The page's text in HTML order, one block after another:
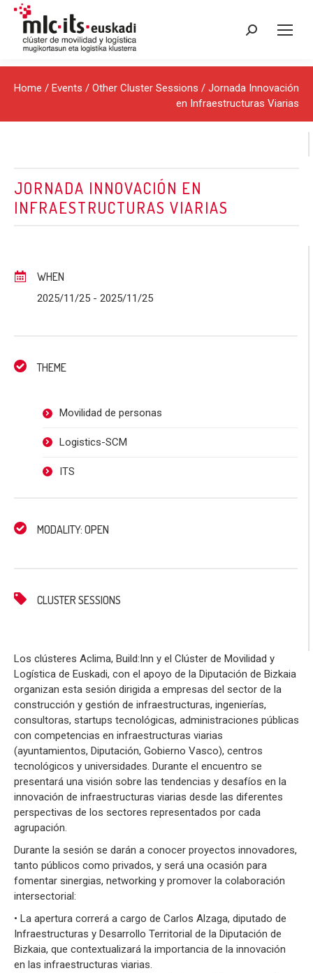
Search:
Home / Events / Other Cluster Sessions / Jornada Innovación
en Infraestructuras Viarias
JORNADA INNOVACIÓN EN
INFRAESTRUCTURAS VIARIAS
WHEN
2025/11/25 - 2025/11/25
THEME
Movilidad de personas
Logistics-SCM
ITS
MODALITY: OPEN
CLUSTER SESSIONS
Los clústeres Aclima, Build:Inn y el Clúster de Movilidad y
Logística de Euskadi, con el apoyo de la Diputación de Bizkaia
organizan esta sesión dirigida a empresas del sector de la
construcción y gestión de infraestructuras, ingenierías,
consultoras, startups tecnológicas, administraciones públicas
con competencias en infraestructuras viarias
(ayuntamientos, Diputación, Gobierno Vasco), centros
tecnológicos y universidades. Durante el encuentro se
presentará una visión sobre las tendencias y desafíos en la
innovación de infraestructuras viarias desde las diferentes
perspectivas de los sectores representados por cada
agrupación.
Durante la sesión se darán a conocer proyectos innovadores,
tanto públicos como privados, y será una ocasión para
fomentar sinergias, networking y promover la colaboración
intersectorial:
• La apertura correrá a cargo de Carlos Alzaga, diputado de
Infraestructuras y Desarrollo Territorial de la Diputación de
Bizkaia, que contextualizará la importancia de la innovación
en las infraestructuras viarias.